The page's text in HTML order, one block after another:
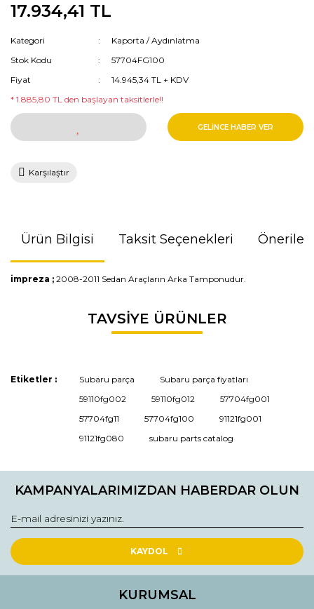
17.934,41 TL
Kategori
Kaporta / Aydınlatma
Stok Kodu
57704FG100
Fiyat
14.945,34 TL + KDV
* 1.885,80 TL den başlayan taksitlerle!!
GELİNCE HABER VER
Karşılaştır
Ürün Bilgisi Taksit Seçenekleri
impreza ; 2008-2011 Sedan Araçların Arka Tamponudur.
Bu ürünün fiyat bilgisi, resim, ürün açıklamalarında ve diğer
konularda yetersiz gördüğünüz noktaları öneri formunu
TAVSİYE ÜRÜNLER
Etiketler : Subaru parça
Subaru parça fiyatları
59110fg002
59110fg012
57704fg001
57704fg11
57704fg100
91121fg001
91121fg080
subaru parts catalog
KAMPANYALARIMIZDAN HABERDAR OLUN
KAYDOL
KURUMSAL